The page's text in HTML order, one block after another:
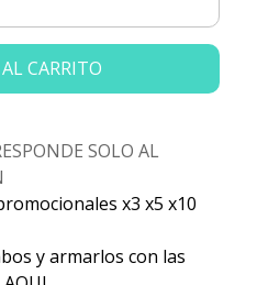
CARRITO
SOLO AL
x3 x5 x10
y armarlos con las